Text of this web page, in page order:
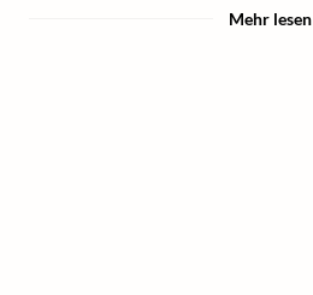
Mehr lesen